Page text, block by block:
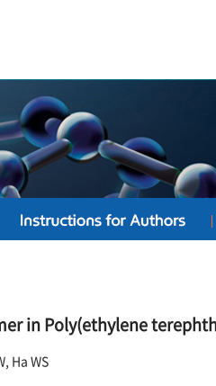
in Poly(ethylene
Ha WS